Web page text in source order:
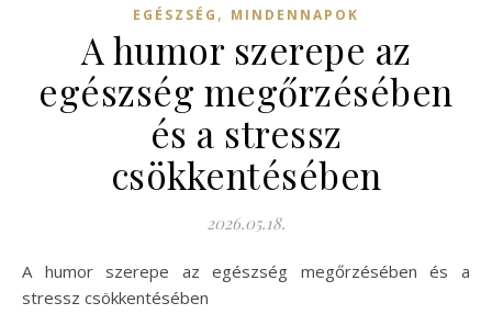
EGÉSZSÉG , MINDENNAPOK
A humor szerepe az
egészség megőrzésében
és a stressz
csökkentésében
2026.05.18.
A humor szerepe az egészség megőrzésében és a
stressz csökkentésében